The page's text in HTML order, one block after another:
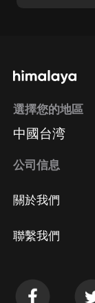
選擇您的地區
中國台湾
公司信息
關於我們
聯繫我們